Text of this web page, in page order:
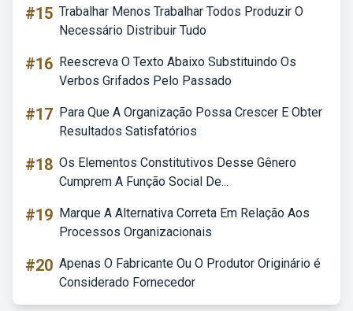
#15 Trabalhar Menos Trabalhar Todos Produzir O
Necessário Distribuir Tudo
#16 Reescreva O Texto Abaixo Substituindo Os
Verbos Grifados Pelo Passado
#17 Para Que A Organização Possa Crescer E Obter
Resultados Satisfatórios
#18 Os Elementos Constitutivos Desse Gênero
Cumprem A Função Social De...
#19 Marque A Alternativa Correta Em Relação Aos
Processos Organizacionais
#20 Apenas O Fabricante Ou O Produtor Originário é
Considerado Fornecedor